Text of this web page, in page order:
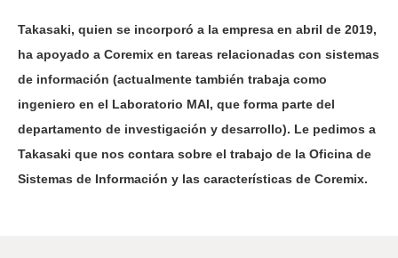
Takasaki, quien se incorporó a la empresa en abril de 2019,
ha apoyado a Coremix en tareas relacionadas con sistemas
de información (actualmente también trabaja como
ingeniero en el Laboratorio MAI, que forma parte del
departamento de investigación y desarrollo). Le pedimos a
Takasaki que nos contara sobre el trabajo de la Oficina de
Sistemas de Información y las características de Coremix.